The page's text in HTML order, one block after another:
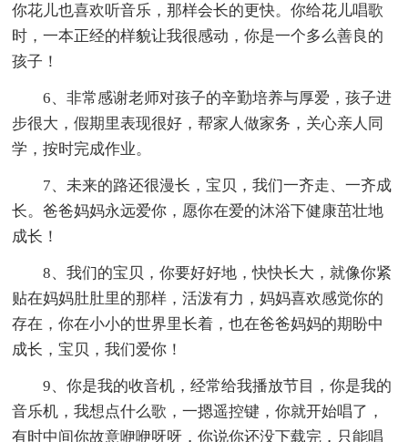
你花儿也喜欢听音乐，那样会长的更快。你给花儿唱歌
时，一本正经的样貌让我很感动，你是一个多么善良的
孩子！
6、非常感谢老师对孩子的辛勤培养与厚爱，孩子进
步很大，假期里表现很好，帮家人做家务，关心亲人同
学，按时完成作业。
7、未来的路还很漫长，宝贝，我们一齐走、一齐成
长。爸爸妈妈永远爱你，愿你在爱的沐浴下健康茁壮地
成长！
8、我们的宝贝，你要好好地，快快长大，就像你紧
贴在妈妈肚肚里的那样，活泼有力，妈妈喜欢感觉你的
存在，你在小小的世界里长着，也在爸爸妈妈的期盼中
成长，宝贝，我们爱你！
9、你是我的收音机，经常给我播放节目，你是我的
音乐机，我想点什么歌，一摁遥控键，你就开始唱了，
有时中间你故意咿咿呀呀，你说你还没下载完，只能唱